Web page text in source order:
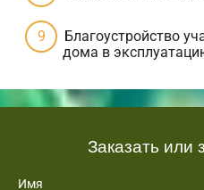
Благоустройство
дома в
Заказать или
Имя